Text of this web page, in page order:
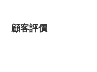
顧客評價